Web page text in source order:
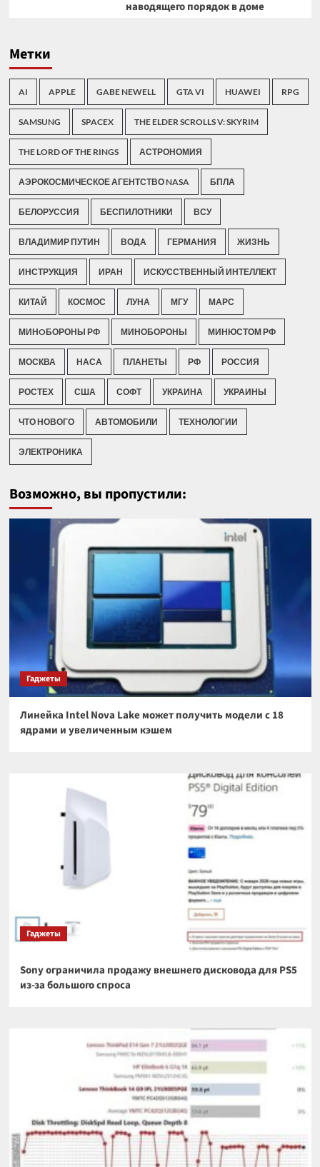
наводящего порядок в доме
Метки
AI APPLE GABE NEWELL GTA VI HUAWEI RPG
SAMSUNG SPACEX THE ELDER SCROLLS V: SKYRIM
THE LORD OF THE RINGS АСТРОНОМИЯ
АЭРОКОСМИЧЕСКОЕ АГЕНТСТВО NASA БПЛА
БЕЛОРУССИЯ БЕСПИЛОТНИКИ ВСУ
ВЛАДИМИР ПУТИН ВОДА ГЕРМАНИЯ ЖИЗНЬ
ИНСТРУКЦИЯ ИРАН ИСКУССТВЕННЫЙ ИНТЕЛЛЕКТ
КИТАЙ КОСМОС ЛУНА МГУ МАРС
МИНOБОРОНЫ РФ МИНОБОРОНЫ МИНЮСТОМ РФ
МОСКВА НАСА ПЛАНЕТЫ РФ РОССИЯ
РОСТЕХ США СОФТ УКРАИНА УКРАИНЫ
ЧТО НОВОГО АВТОМОБИЛИ ТЕХНОЛОГИИ
ЭЛЕКТРОНИКА
Возможно, вы пропустили:
Гаджеты
Линейка Intel Nova Lake может получить модели с 18
ядрами и увеличенным кэшем
Гаджеты
Sony ограничила продажу внешнего дисковода для PS5
из-за большого спроса